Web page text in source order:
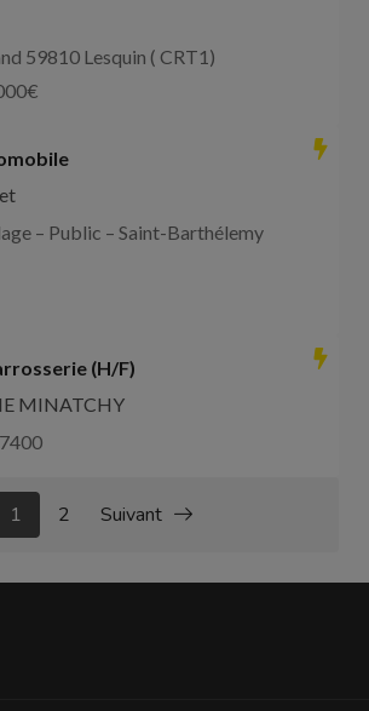
59810 Lesquin ( CRT1)
€
– Public – Saint-Barthélemy
(H/F)
MINATCHY
1 2 Suivant